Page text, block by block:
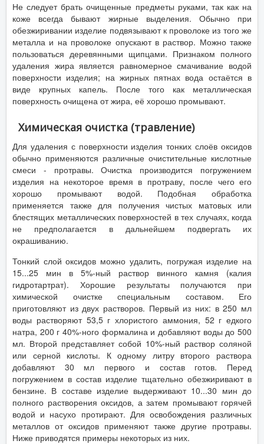
Не следует брать очищенные предметы руками, так как на
коже всегда бывают жирные выделения. Обычно при
обезжиривании изделие подвязывают к проволоке из того же
металла и на проволоке опускают в раствор. Можно также
пользоваться деревянными щипцами. Признаком полного
удаления жира является равномерное смачивание водой
поверхности изделия; на жирных пятнах вода остаётся в
виде крупных капель. После того как металлическая
поверхность очищена от жира, её хорошо промывают.
Химическая очистка (травление)
Для удаления с поверхности изделия тонких слоёв оксидов
обычно применяются различные очистительные кислотные
смеси - протравы. Очистка производится погружением
изделия на некоторое время в протраву, после чего его
хорошо промывают водой. Подобная обработка
применяется также для получения чистых матовых или
блестящих металлических поверхностей в тех случаях, когда
не предполагается в дальнейшем подвергать их
окрашиванию.
Тонкий слой оксидов можно удалить, погружая изделие на
15...25 мин в 5%-ный раствор винного камня (калия
гидротартрат). Хорошие результаты получаются при
химической очистке специальным составом. Его
приготовляют из двух растворов. Первый из них: в 250 мл
воды растворяют 53,5 г хлористого аммония, 52 г едкого
натра, 200 г 40%-ного формалина и добавляют воды до 500
мл. Второй представляет собой 10%-ный раствор соляной
или серной кислоты. К одному литру второго раствора
добавляют 30 мл первого и состав готов. Перед
погружением в состав изделие тщательно обезжиривают в
бензине. В составе изделие выдерживают 10...30 мин до
полного растворения оксидов, а затем промывают горячей
водой и насухо протирают. Для освобождения различных
металлов от оксидов применяют также другие протравы.
Ниже приводятся примеры некоторых из них.